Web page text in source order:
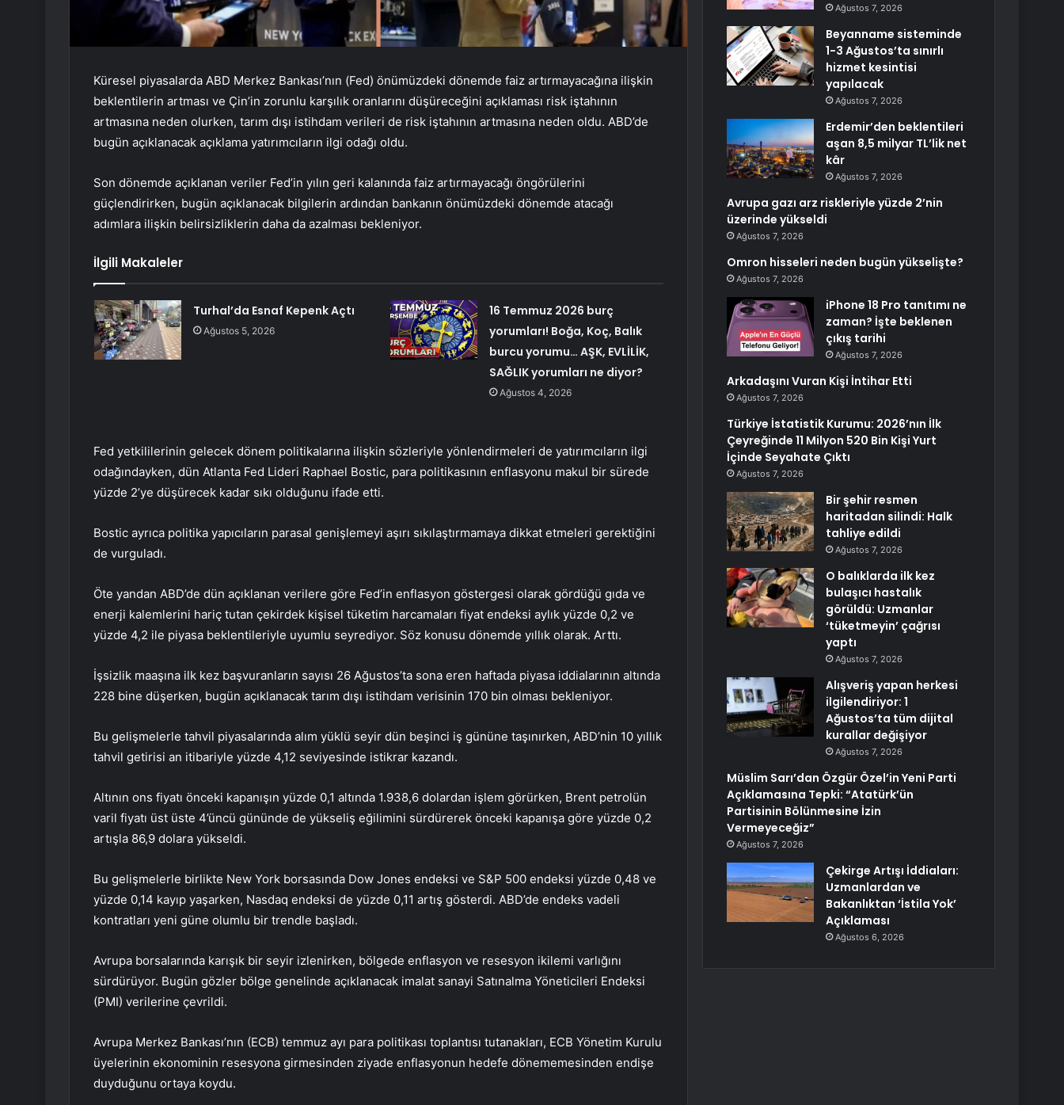
Küresel piyasalarda ABD Merkez Bankası’nın (Fed) önümüzdeki dönemde faiz artırmayacağına ilişkin
beklentilerin artması ve Çin’in zorunlu karşılık oranlarını düşüreceğini açıklaması risk iştahının
artmasına neden olurken, tarım dışı istihdam verileri de risk iştahının artmasına neden oldu. ABD’de
bugün açıklanacak açıklama yatırımcıların ilgi odağı oldu.
Son dönemde açıklanan veriler Fed’in yılın geri kalanında faiz artırmayacağı öngörülerini
güçlendirirken, bugün açıklanacak bilgilerin ardından bankanın önümüzdeki dönemde atacağı
adımlara ilişkin belirsizliklerin daha da azalması bekleniyor.
İlgili Makaleler
Turhal’da Esnaf Kepenk Açtı
Ağustos 5, 2026
16 Temmuz 2026 burç
yorumları! Boğa, Koç, Balık
burcu yorumu… AŞK, EVLİLİK,
SAĞLIK yorumları ne diyor?
Ağustos 4, 2026
Fed yetkililerinin gelecek dönem politikalarına ilişkin sözleriyle yönlendirmeleri de yatırımcıların ilgi
odağındayken, dün Atlanta Fed Lideri Raphael Bostic, para politikasının enflasyonu makul bir sürede
yüzde 2’ye düşürecek kadar sıkı olduğunu ifade etti.
Bostic ayrıca politika yapıcıların parasal genişlemeyi aşırı sıkılaştırmamaya dikkat etmeleri gerektiğini
de vurguladı.
Öte yandan ABD’de dün açıklanan verilere göre Fed’in enflasyon göstergesi olarak gördüğü gıda ve
enerji kalemlerini hariç tutan çekirdek kişisel tüketim harcamaları fiyat endeksi aylık yüzde 0,2 ve
yüzde 4,2 ile piyasa beklentileriyle uyumlu seyrediyor. Söz konusu dönemde yıllık olarak. Arttı.
İşsizlik maaşına ilk kez başvuranların sayısı 26 Ağustos’ta sona eren haftada piyasa iddialarının altında
228 bine düşerken, bugün açıklanacak tarım dışı istihdam verisinin 170 bin olması bekleniyor.
Bu gelişmelerle tahvil piyasalarında alım yüklü seyir dün beşinci iş gününe taşınırken, ABD’nin 10 yıllık
tahvil getirisi an itibariyle yüzde 4,12 seviyesinde istikrar kazandı.
Altının ons fiyatı önceki kapanışın yüzde 0,1 altında 1.938,6 dolardan işlem görürken, Brent petrolün
varil fiyatı üst üste 4’üncü gününde de yükseliş eğilimini sürdürerek önceki kapanışa göre yüzde 0,2
artışla 86,9 dolara yükseldi.
Bu gelişmelerle birlikte New York borsasında Dow Jones endeksi ve S&P 500 endeksi yüzde 0,48 ve
yüzde 0,14 kayıp yaşarken, Nasdaq endeksi de yüzde 0,11 artış gösterdi. ABD’de endeks vadeli
kontratları yeni güne olumlu bir trendle başladı.
Avrupa borsalarında karışık bir seyir izlenirken, bölgede enflasyon ve resesyon ikilemi varlığını
sürdürüyor. Bugün gözler bölge genelinde açıklanacak imalat sanayi Satınalma Yöneticileri Endeksi
(PMI) verilerine çevrildi.
Avrupa Merkez Bankası’nın (ECB) temmuz ayı para politikası toplantısı tutanakları, ECB Yönetim Kurulu
üyelerinin ekonominin resesyona girmesinden ziyade enflasyonun hedefe dönememesinden endişe
duyduğunu ortaya koydu.
Ağustos 7, 2026
Beyanname sisteminde
1-3 Ağustos’ta sınırlı
hizmet kesintisi
yapılacak
Ağustos 7, 2026
Erdemir’den beklentileri
aşan 8,5 milyar TL’lik net
kâr
Ağustos 7, 2026
Avrupa gazı arz riskleriyle yüzde 2’nin
üzerinde yükseldi
Ağustos 7, 2026
Omron hisseleri neden bugün yükselişte?
Ağustos 7, 2026
iPhone 18 Pro tanıtımı ne
zaman? İşte beklenen
çıkış tarihi
Ağustos 7, 2026
Arkadaşını Vuran Kişi İntihar Etti
Ağustos 7, 2026
Türkiye İstatistik Kurumu: 2026’nın İlk
Çeyreğinde 11 Milyon 520 Bin Kişi Yurt
İçinde Seyahate Çıktı
Ağustos 7, 2026
Bir şehir resmen
haritadan silindi: Halk
tahliye edildi
Ağustos 7, 2026
O balıklarda ilk kez
bulaşıcı hastalık
görüldü: Uzmanlar
‘tüketmeyin’ çağrısı
yaptı
Ağustos 7, 2026
Alışveriş yapan herkesi
ilgilendiriyor: 1
Ağustos’ta tüm dijital
kurallar değişiyor
Ağustos 7, 2026
Müslim Sarı’dan Özgür Özel’in Yeni Parti
Açıklamasına Tepki: “Atatürk’ün
Partisinin Bölünmesine İzin
Vermeyeceğiz”
Ağustos 7, 2026
Çekirge Artışı İddiaları:
Uzmanlardan ve
Bakanlıktan ‘İstila Yok’
Açıklaması
Ağustos 6, 2026